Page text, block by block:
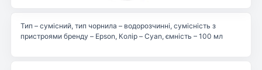
Тип – сумісний, тип чорнила – водорозчинні, сумісність з
пристроями бренду – Epson, Колір – Cyan, ємність – 100 мл